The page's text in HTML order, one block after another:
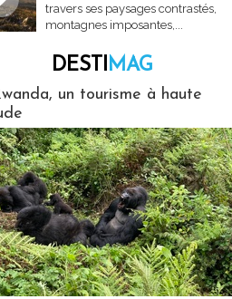
travers ses paysages contrastés,
montagnes imposantes,...
DESTIMAG
un tourisme à haute